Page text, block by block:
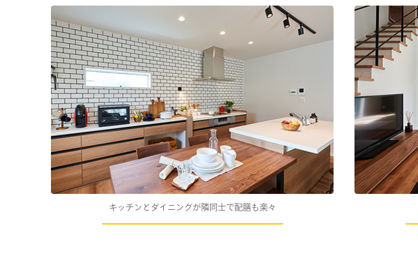
キッチンとダイニングが隣同士で配膳も楽々